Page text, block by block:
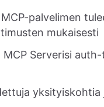
palvelimen
mukaisesti
Serverisi